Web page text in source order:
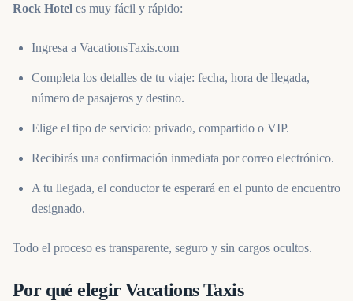
Rock Hotel es muy fácil y rápido:
Ingresa a VacationsTaxis.com
Completa los detalles de tu viaje: fecha, hora de llegada,
número de pasajeros y destino.
Elige el tipo de servicio: privado, compartido o VIP.
Recibirás una confirmación inmediata por correo electrónico.
A tu llegada, el conductor te esperará en el punto de encuentro
designado.
Todo el proceso es transparente, seguro y sin cargos ocultos.
Por qué elegir Vacations Taxis